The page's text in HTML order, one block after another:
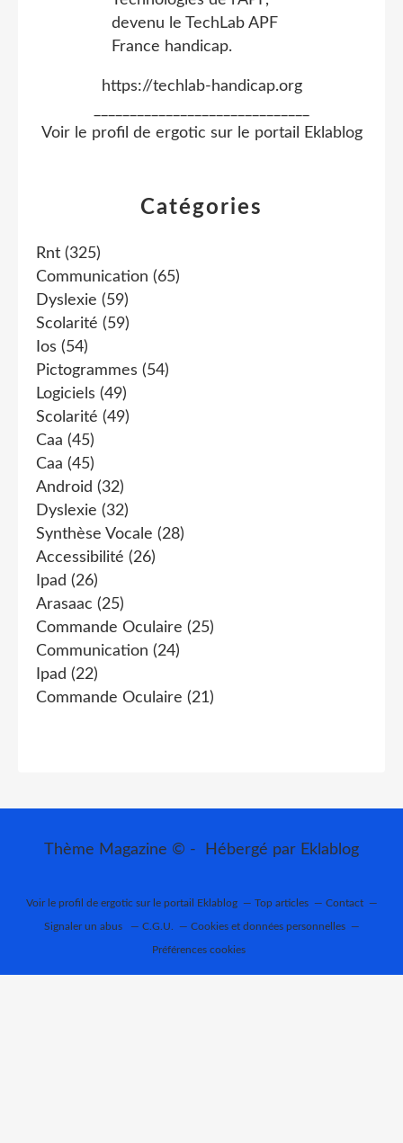
Catégories
Rnt (325)
Communication (65)
Dyslexie (59)
Scolarité (59)
Ios (54)
Pictogrammes (54)
Logiciels (49)
Scolarité (49)
Caa (45)
Caa (45)
Android (32)
Dyslexie (32)
Synthèse Vocale (28)
Accessibilité (26)
Ipad (26)
Arasaac (25)
Commande Oculaire (25)
Communication (24)
Ipad (22)
Commande Oculaire (21)
https://techlab-handicap.org
Voir le profil de ergotic sur le portail Eklablog
Thème Magazine © - Hébergé par Eklablog
Voir le profil de ergotic sur le portail Eklablog Top articles Contact
Signaler un abus C.G.U. Cookies et données personnelles
Préférences cookies